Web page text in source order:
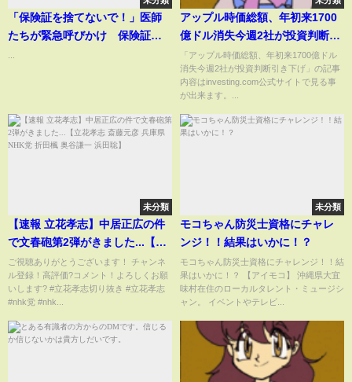
「保険証を捨てないで！」医師
たちが緊急呼びかけ 保険証が
アップル時価総額、年初来1700
億ドル消失今週2社が投資判断引
き下げ
「アップル時価総額、年初来1700億ドル
消失今週2社が投資判断引き下げ」の記事
内容はinvesting.com公式サイトで見る事
が出来ます。...
未分類
【速報 立花孝志】中居正広の件
で文春砲第2弾がきました...【立
花孝志 斎藤元彦 兵庫県 NHK党
折田楓 奥谷謙一 浜田聡】
ご視聴ありがとうございます！ チャンネ
ル登録！高評価?コメント！よろしくお願
いします? #立花孝志切り抜き #立花孝志
#nhk党 #nhk...
未分類
モコちゃん防災士資格にチャレ
ンジ！！結果はいかに！？
モコちゃん防災士資格にチャレンジ！！結
果はいかに！？ 【アイモコ】 沖縄県大宜
味村在住のローカルタレント・ミュージシ
ャン。 イベントやテレビ...